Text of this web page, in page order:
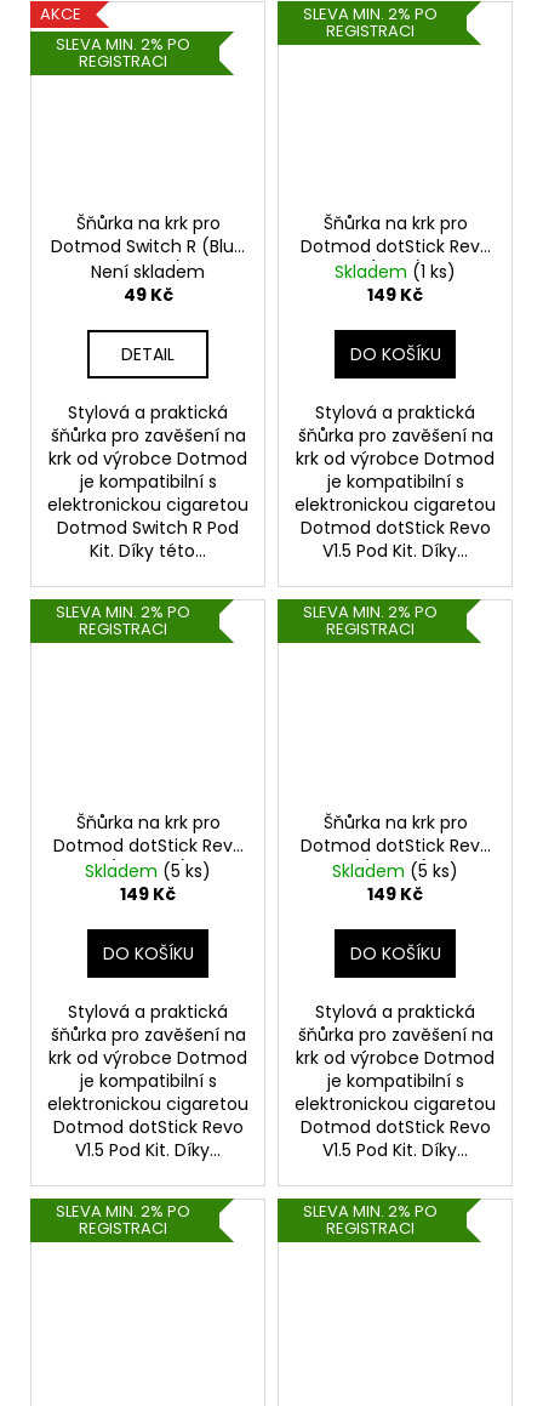
AKCE
SLEVA MIN. 2% PO
REGISTRACI
Šňůrka na krk pro
Dotmod Switch R (Blue
Orange)
Není skladem
49 Kč
DETAIL
Stylová a praktická
šňůrka pro zavěšení na
krk od výrobce Dotmod
je kompatibilní s
elektronickou cigaretou
Dotmod Switch R Pod
Kit. Díky této...
SLEVA MIN. 2% PO
REGISTRACI
Šňůrka na krk pro
Dotmod dotStick Revo
(Grey)
Skladem (1 ks)
149 Kč
DO KOŠÍKU
Stylová a praktická
šňůrka pro zavěšení na
krk od výrobce Dotmod
je kompatibilní s
elektronickou cigaretou
Dotmod dotStick Revo
V1.5 Pod Kit. Díky...
SLEVA MIN. 2% PO
REGISTRACI
Šňůrka na krk pro
Dotmod dotStick Revo
(Orange)
Skladem (5 ks)
149 Kč
DO KOŠÍKU
Stylová a praktická
šňůrka pro zavěšení na
krk od výrobce Dotmod
je kompatibilní s
elektronickou cigaretou
Dotmod dotStick Revo
V1.5 Pod Kit. Díky...
SLEVA MIN. 2% PO
REGISTRACI
Šňůrka na krk pro
Dotmod dotStick Revo
(Green)
Skladem (5 ks)
149 Kč
DO KOŠÍKU
Stylová a praktická
šňůrka pro zavěšení na
krk od výrobce Dotmod
je kompatibilní s
elektronickou cigaretou
Dotmod dotStick Revo
V1.5 Pod Kit. Díky...
SLEVA MIN. 2% PO
REGISTRACI
SLEVA MIN. 2% PO
REGISTRACI